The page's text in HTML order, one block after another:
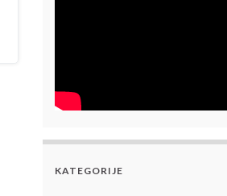
KATEGORIJE